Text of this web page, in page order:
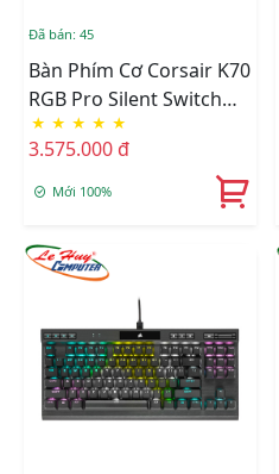
Đã bán: 45
Bàn Phím Cơ Corsair K70
RGB Pro Silent Switch
(CH-9109413-NA)
★ ★ ★ ★ ★
3.575.000 đ
Mới 100%